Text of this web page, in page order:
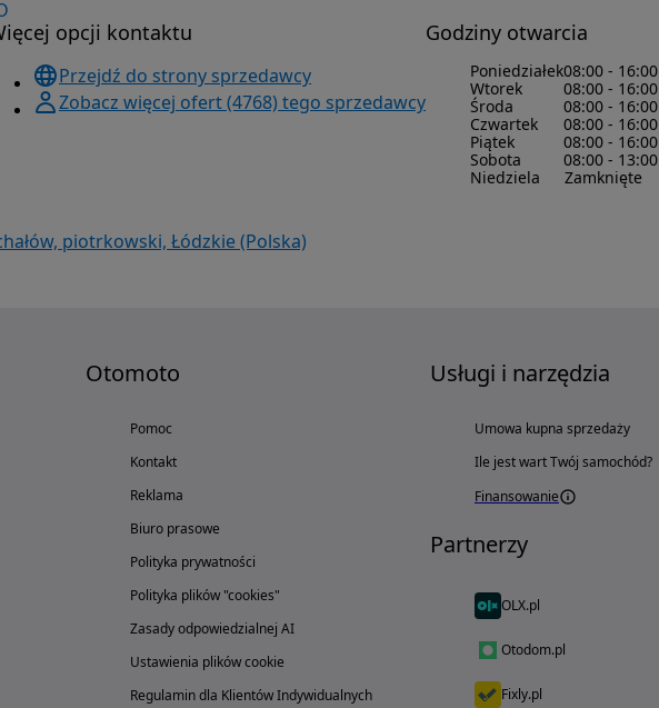
opcji kontaktu
Przejdź do strony sprzedawcy
Zobacz więcej ofert (4768) tego sprzedawcy
Godziny otwarcia
Poniedziałek08:00 - 16:00
Wtorek
08:00 - 16:00
Środa
08:00 - 16:00
Czwartek
08:00 - 16:00
Piątek
08:00 - 16:00
Sobota
08:00 - 13:00
Niedziela
Zamknięte
piotrkowski, Łódzkie (Polska)
Otomoto
Pomoc
Kontakt
Reklama
Biuro prasowe
Polityka prywatności
Polityka plików "cookies"
Zasady odpowiedzialnej AI
Ustawienia plików cookie
Regulamin dla Klientów Indywidualnych
Usługi i narzędzia
Umowa kupna sprzedaży
Ile jest wart Twój samochód?
Finansowanie
Partnerzy
OLX.pl
Otodom.pl
Fixly.pl